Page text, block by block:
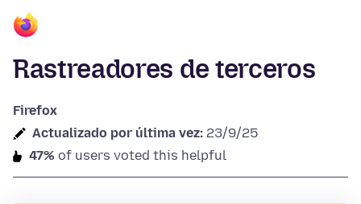
Rastreadores de terceros
Firefox
Actualizado por última vez: 23/9/25
47% of users voted this helpful